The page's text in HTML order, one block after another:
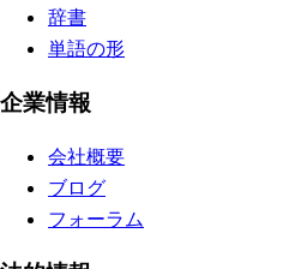
辞書
単語の形
企業情報
会社概要
ブログ
フォーラム